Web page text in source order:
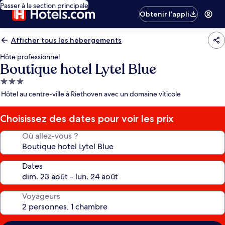
Passer à la section principale
Obtenir l’appli
Afficher tous les hébergements
Hôte professionnel
Boutique hotel Lytel Blue
Hébergement
3.0 étoiles
Hôtel au centre-ville à Riethoven avec un domaine viticole
Choisissez des dates pour voir les prix
Où allez-vous ?
Dates
Voyageurs